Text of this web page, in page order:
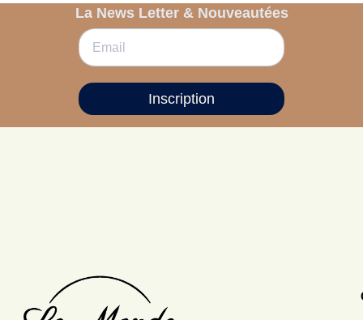
La News Letter & Nouveautées
Inscription